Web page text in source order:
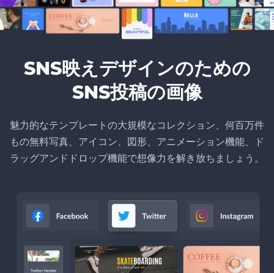
SNS映えデザインのための
SNS投稿の画像
魅力的なテンプレートの大規模なコレクション、何百万件
もの無料写真、アイコン、図形、アニメーション機能、ド
ラッグアンドドロップ機能で想像力を解き放ちましょう。